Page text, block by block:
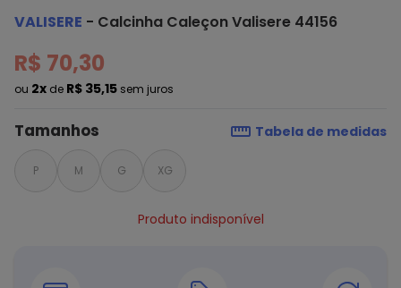
VALISERE - Calcinha Caleçon Valisere 44156
R$ 70,30
ou 2x de R$ 35,15 sem juros
Tamanhos Tabela de medidas
P M G XG
Produto indisponível